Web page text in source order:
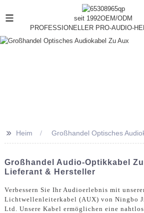
seit 1992OEM/ODM
PROFESSIONELLER PRO-AUDIO-
+86
>> Heim Großhandel Optisches
Großhandel Audio-Optikkabel
Lieferant & Hersteller
Verbessern Sie Ihr Audioerlebnis mit
Lichtwellenleiterkabel (AUX) von Ningbo
Ltd. Unsere Kabel ermöglichen eine